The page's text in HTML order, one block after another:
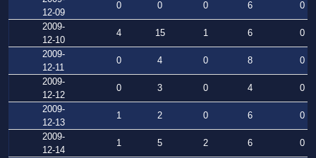
12-09
0 0 0 6
0
2009-
12-10
4 15 1 6
0
2009-
12-11
0 4 0 8
0
2009-
12-12
0 3 0 4
0
2009-
12-13
1 2 0 6
0
2009-
12-14
1 5 2 6
0